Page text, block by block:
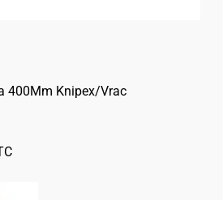
400Mm Knipex/Vrac